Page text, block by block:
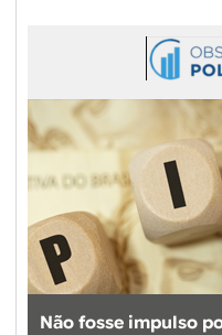
Não fosse impulso